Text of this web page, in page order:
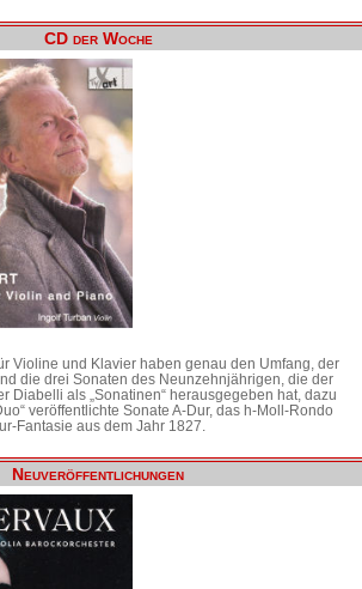
CD der Woche
Violine und Klavier haben genau den Umfang, der
die drei Sonaten des Neunzehnjährigen, die der
Diabelli als „Sonatinen“ herausgegeben hat, dazu
veröffentlichte Sonate A-Dur, das h-Moll-Rondo
Fantasie aus dem Jahr 1827.
Neuveröffentlichungen